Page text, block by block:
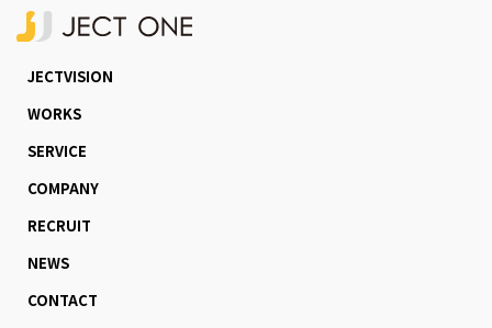
JECTVISION
WORKS
SERVICE
COMPANY
RECRUIT
NEWS
CONTACT